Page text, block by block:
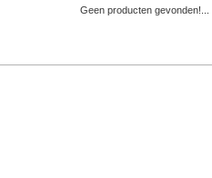
Geen producten gevonden!...